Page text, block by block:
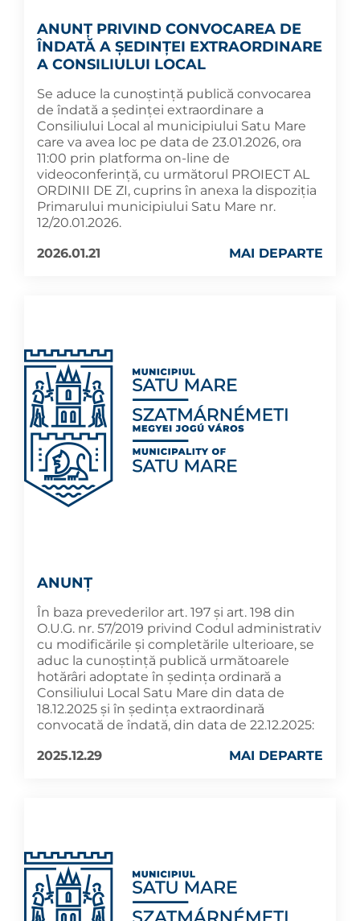
ANUNȚ PRIVIND CONVOCAREA DE
ÎNDATĂ A ȘEDINȚEI EXTRAORDINARE
A CONSILIULUI LOCAL
Se aduce la cunoștință publică convocarea
de îndată a ședinței extraordinare a
Consiliului Local al municipiului Satu Mare
care va avea loc pe data de 23.01.2026, ora
11:00 prin platforma on-line de
videoconferință, cu următorul PROIECT AL
ORDINII DE ZI, cuprins în anexa la dispoziția
Primarului municipiului Satu Mare nr.
12/20.01.2026.
2026.01.21
MAI DEPARTE
ANUNȚ
În baza prevederilor art. 197 și art. 198 din
O.U.G. nr. 57/2019 privind Codul administrativ
cu modificările și completările ulterioare, se
aduc la cunoştinţă publică următoarele
hotărâri adoptate în şedința ordinară a
Consiliului Local Satu Mare din data de
18.12.2025 și în ședința extraordinară
convocată de îndată, din data de 22.12.2025:
2025.12.29
MAI DEPARTE